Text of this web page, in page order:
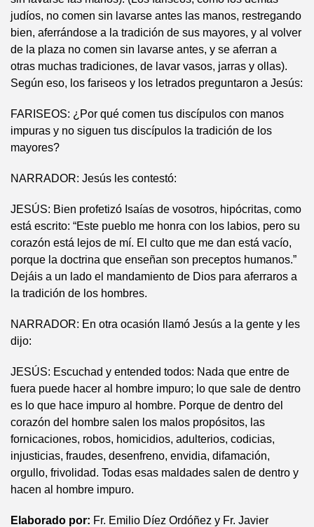
judíos, no comen sin lavarse antes las manos, restregando
bien, aferrándose a la tradición de sus mayores, y al volver
de la plaza no comen sin lavarse antes, y se aferran a
otras muchas tradiciones, de lavar vasos, jarras y ollas).
Según eso, los fariseos y los letrados preguntaron a Jesús:
FARISEOS: ¿Por qué comen tus discípulos con manos
impuras y no siguen tus discípulos la tradición de los
mayores?
NARRADOR: Jesús les contestó:
JESÚS: Bien profetizó Isaías de vosotros, hipócritas, como
está escrito: “Este pueblo me honra con los labios, pero su
corazón está lejos de mí. El culto que me dan está vacío,
porque la doctrina que enseñan son preceptos humanos.”
Dejáis a un lado el mandamiento de Dios para aferraros a
la tradición de los hombres.
NARRADOR: En otra ocasión llamó Jesús a la gente y les
dijo:
JESÚS: Escuchad y entended todos: Nada que entre de
fuera puede hacer al hombre impuro; lo que sale de dentro
es lo que hace impuro al hombre. Porque de dentro del
corazón del hombre salen los malos propósitos, las
fornicaciones, robos, homicidios, adulterios, codicias,
injusticias, fraudes, desenfreno, envidia, difamación,
orgullo, frivolidad. Todas esas maldades salen de dentro y
hacen al hombre impuro.
Elaborado por: Fr. Emilio Díez Ordóñez y Fr. Javier